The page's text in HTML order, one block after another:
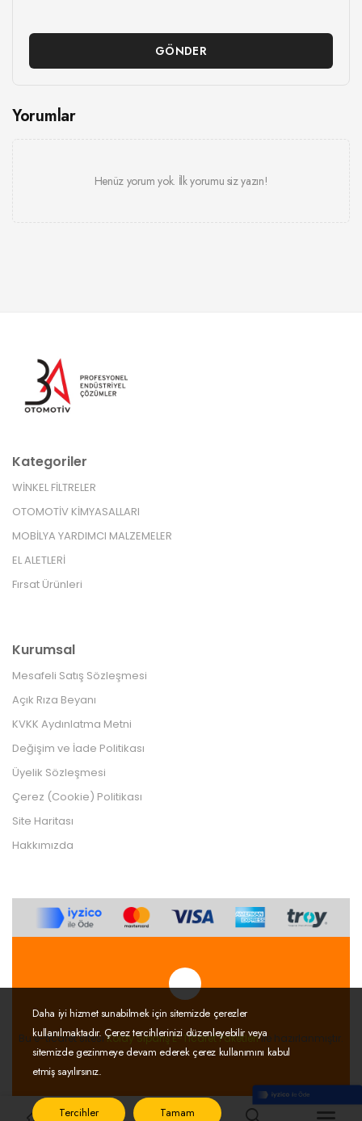
Tek Tıkla Ödeme Kolaylığı
7/24 Canlı Destek
%100 Sorunsuz Alışveriş
GÖNDER
Yorumlar
Henüz yorum yok. İlk yorumu siz yazın!
Kategoriler
WİNKEL FİLTRELER
OTOMOTİV KİMYASALLARI
MOBİLYA YARDIMCI MALZEMELER
EL ALETLERİ
Fırsat Ürünleri
Kurumsal
Mesafeli Satış Sözleşmesi
Açık Rıza Beyanı
KVKK Aydınlatma Metni
Değişim ve İade Politikası
Üyelik Sözleşmesi
Çerez (Cookie) Politikası
Site Haritası
Hakkımızda
Bu e-ticaret sitesiKolay Sipariş E-Ticaret Paketleriile hazırlanmıştır.
Daha iyi hizmet sunabilmek için sitemizde çerezler
kullanılmaktadır. Çerez tercihlerinizi düzenleyebilir veya
sitemizde gezinmeye devam ederek çerez kullanımını kabul
etmiş sayılırsınız.
Tercihler Tamam